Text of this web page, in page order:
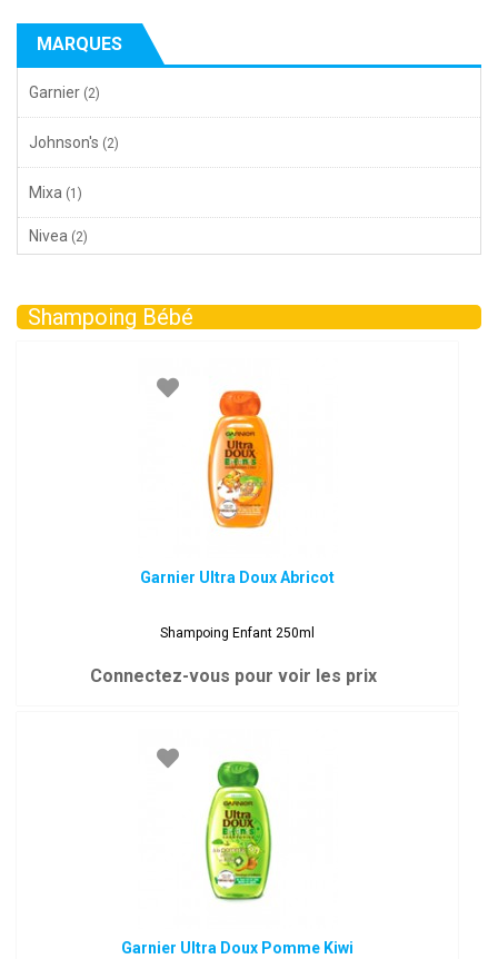
MARQUES
Garnier (2)
Johnson's (2)
Mixa (1)
Nivea (2)
Shampoing Bébé
Garnier Ultra Doux Abricot
Shampoing Enfant 250ml
Connectez-vous pour voir les prix
Garnier Ultra Doux Pomme Kiwi